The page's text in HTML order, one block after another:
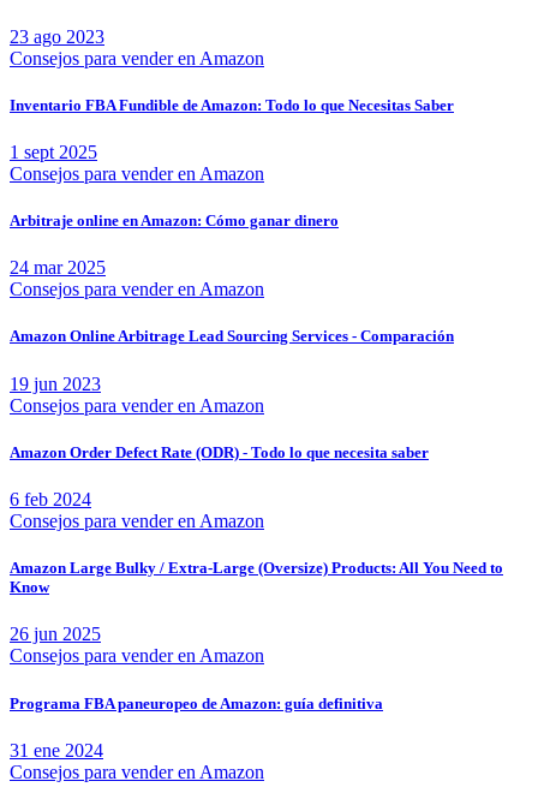
23 ago 2023
Consejos para vender en Amazon
Inventario FBA Fundible de Amazon: Todo lo que Necesitas Saber
1 sept 2025
Consejos para vender en Amazon
Arbitraje online en Amazon: Cómo ganar dinero
24 mar 2025
Consejos para vender en Amazon
Amazon Online Arbitrage Lead Sourcing Services - Comparación
19 jun 2023
Consejos para vender en Amazon
Amazon Order Defect Rate (ODR) - Todo lo que necesita saber
6 feb 2024
Consejos para vender en Amazon
Amazon Large Bulky / Extra-Large (Oversize) Products: All You Need to
Know
26 jun 2025
Consejos para vender en Amazon
Programa FBA paneuropeo de Amazon: guía definitiva
31 ene 2024
Consejos para vender en Amazon